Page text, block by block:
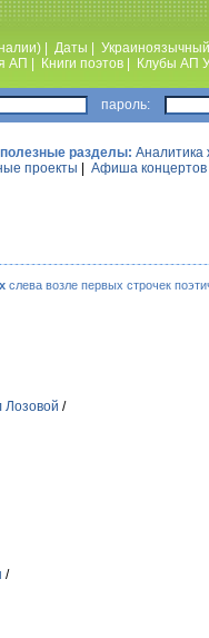
Даты
АП Книги поэтов Клубы АП
пароль:
разделы: Аналитика
проекты Афиша концертов
слева возле первых строчек
Лозовой /
/